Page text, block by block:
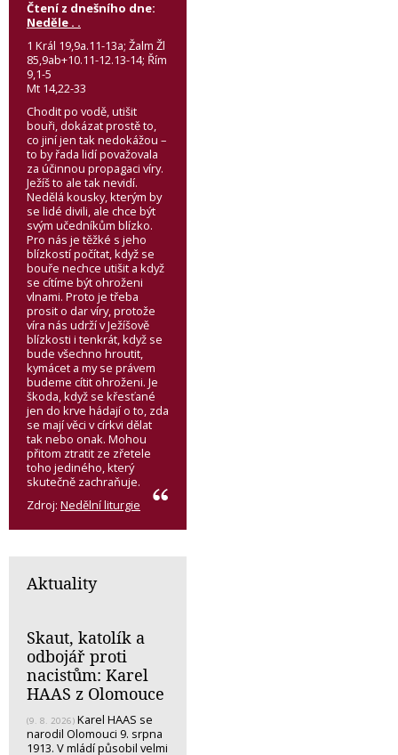
Čtení z dnešního dne:
Neděle . .
1 Král 19,9a.11-13a; Žalm Žl
85,9ab+10.11-12.13-14; Řím
9,1-5
Mt 14,22-33
Chodit po vodě, utišit
bouři, dokázat prostě to,
co jiní jen tak nedokážou –
to by řada lidí považovala
za účinnou propagaci víry.
Ježíš to ale tak nevidí.
Nedělá kousky, kterým by
se lidé divili, ale chce být
svým učedníkům blízko.
Pro nás je těžké s jeho
blízkostí počítat, když se
bouře nechce utišit a když
se cítíme být ohroženi
vlnami. Proto je třeba
prosit o dar víry, protože
víra nás udrží v Ježíšově
blízkosti i tenkrát, když se
bude všechno hroutit,
kymácet a my se právem
budeme cítit ohroženi. Je
škoda, když se křesťané
jen do krve hádají o to, zda
se mají věci v církvi dělat
tak nebo onak. Mohou
přitom ztratit ze zřetele
toho jediného, který
skutečně zachraňuje.
Zdroj: Nedělní liturgie
Aktuality
Skaut, katolík a
odbojář proti
nacistům: Karel
HAAS z Olomouce
(9. 8. 2026) Karel HAAS se
narodil Olomouci 9. srpna
1913. V mládí působil velmi